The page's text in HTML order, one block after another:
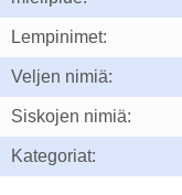
Lempinimet:
Veljen nimiä:
Siskojen nimiä:
Kategoriat: